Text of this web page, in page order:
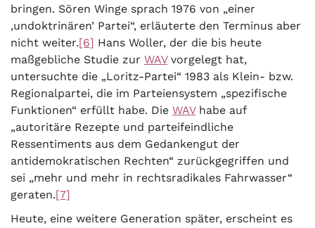
bringen. Sören Winge sprach 1976 von „einer
‚undoktrinären’ Partei“, erläuterte den Terminus aber
nicht weiter.[6] Hans Woller, der die bis heute
maßgebliche Studie zur WAVvorgelegt hat,
untersuchte die „Loritz-Partei“ 1983 als Klein- bzw.
Regionalpartei, die im Parteiensystem „spezifische
Funktionen“ erfüllt habe. Die WAVhabe auf
„autoritäre Rezepte und parteifeindliche
Ressentiments aus dem Gedankengut der
antidemokratischen Rechten“ zurückgegriffen und
sei „mehr und mehr in rechtsradikales Fahrwasser“
geraten.[7]
Heute, eine weitere Generation später, erscheint es